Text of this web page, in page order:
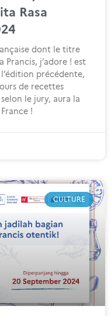
Rasa
dont le titre
Prancis, j’adore ! est
précédente,
de recettes
le jury, aura la
!
CULTURE